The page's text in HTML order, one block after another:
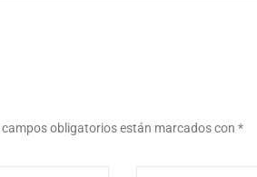
campos obligatorios están marcados con *